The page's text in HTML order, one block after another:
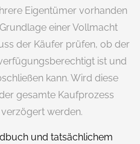
Eigentümer vorhanden
einer Vollmacht
der Käufer prüfen, ob der
ist und
kann. Wird diese
gesamte Kaufprozess
werden.
und tatsächlichem